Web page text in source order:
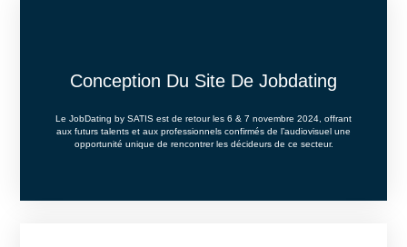
Conception Du Site​ De Jobdating
Le JobDating by SATIS est de retour les 6 & 7 novembre 2024, offrant
aux futurs talents et aux professionnels confirmés de l’audiovisuel une
opportunité unique de rencontrer les décideurs de ce secteur.